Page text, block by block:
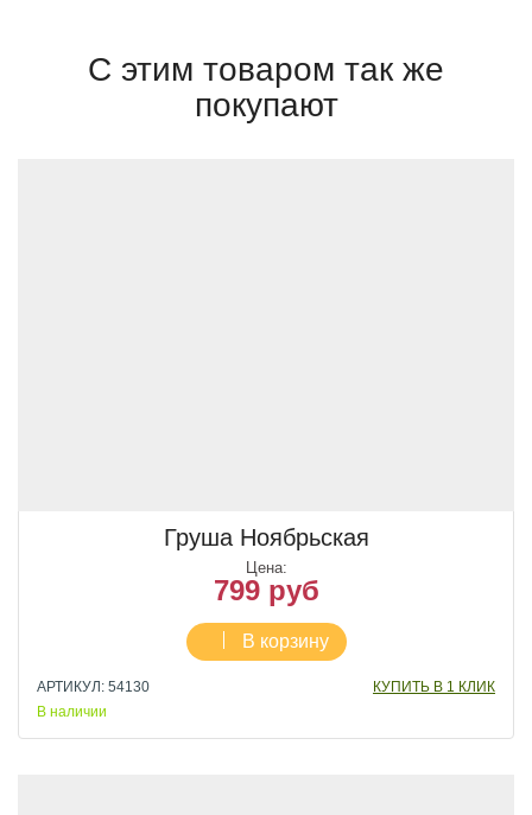
С этим товаром так же
покупают
Груша Ноябрьская
Цена:
799 руб
В корзину
АРТИКУЛ: 54130
КУПИТЬ В 1 КЛИК
В наличии